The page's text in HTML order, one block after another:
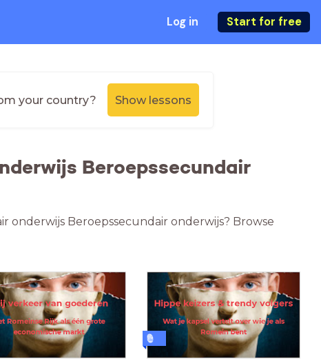
Log in Start for free
your country? Show lessons
Beroepssecundair
onderwijs Beroepssecundair onderwijs? Browse